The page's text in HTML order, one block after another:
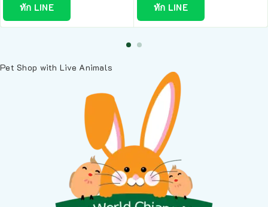
ทัก LINE ทัก LINE
Pet Shop with Live Animals